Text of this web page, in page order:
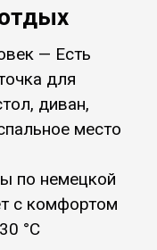
— Есть
для
диван,
место
по немецкой
с комфортом
°C